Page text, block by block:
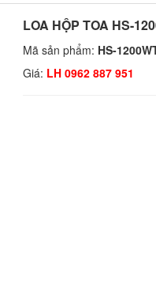
LOA HỘP TOA HS-
Mã sản phẩm: HS-
Giá: LH 0962 887 951